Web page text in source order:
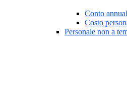
Conto
Costo
Personale non a